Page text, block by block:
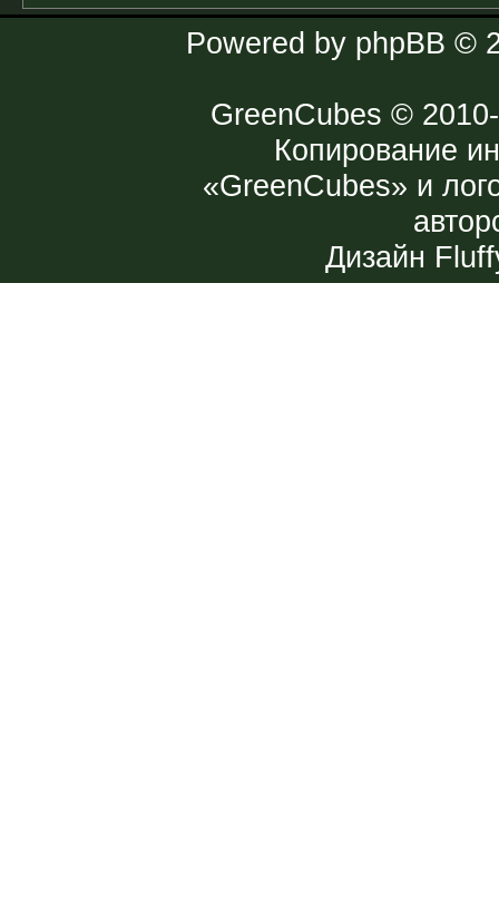
Powered by phpBB ©
GreenCubes ©
Копирование
«GreenCubes» и
Дизайн